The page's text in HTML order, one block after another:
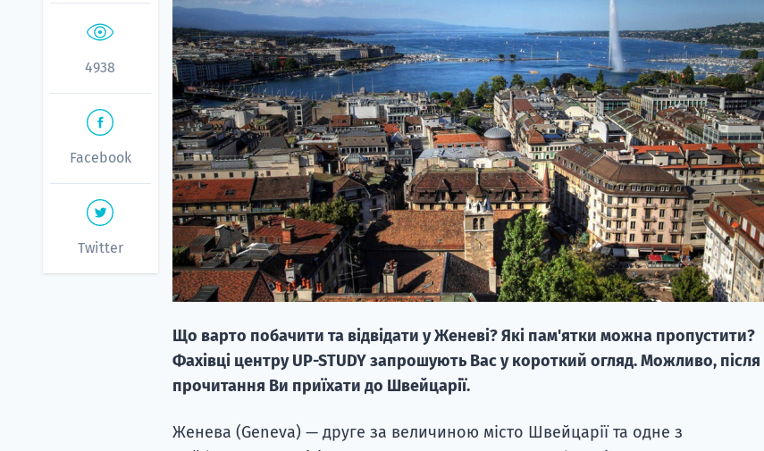
4938
Facebook
Twitter
Що варто побачити та відвідати у Женеві? Які пам'ятки можна пропустити?
Фахівці центру UP-STUDY запрошують Вас у короткий огляд. Можливо, після
прочитання Ви приїхати до Швейцарії.
Женева (Geneva) — друге за величиною місто Швейцарії та одне з